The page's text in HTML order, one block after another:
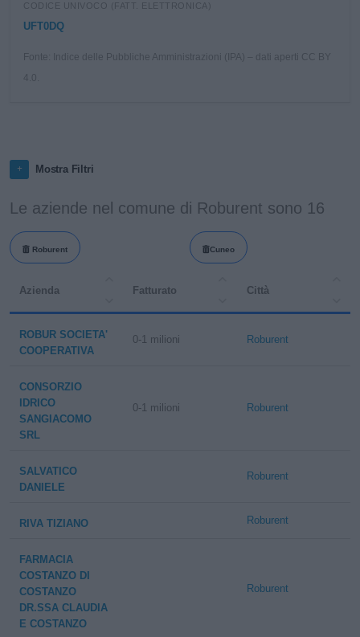
CODICE UNIVOCO (FATT. ELETTRONICA)
UFT0DQ
Fonte: Indice delle Pubbliche Amministrazioni (IPA) – dati aperti CC BY
Mostra Filtri
Le aziende nel comune di Roburent sono 16
Roburent Cuneo
Azienda Fatturato Città
ROBUR SOCIETA'
COOPERATIVA
0-1 milioni Roburent
CONSORZIO
IDRICO
SANGIACOMO
SRL
0-1 milioni Roburent
SALVATICO
DANIELE
Roburent
RIVA TIZIANO Roburent
FARMACIA
COSTANZO DI
COSTANZO
DR.SSA CLAUDIA
E COSTANZO
Roburent